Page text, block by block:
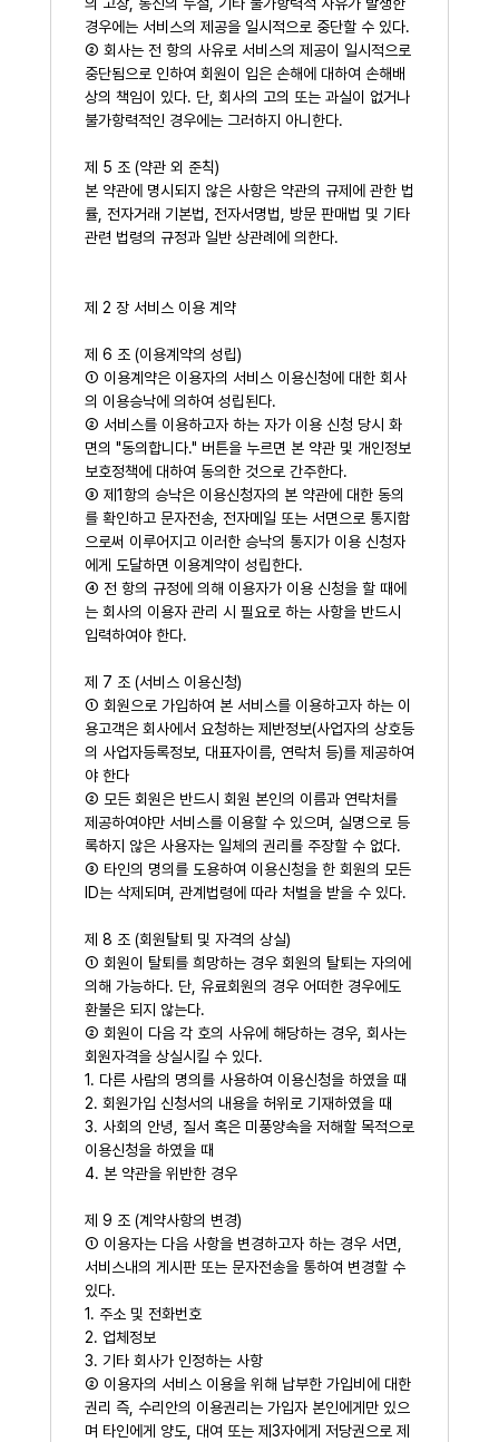
경우에는 서비스의 제공을 일시적으로 중단할 수 있다.
② 회사는 전 항의 사유로 서비스의 제공이 일시적으로
중단됨으로 인하여 회원이 입은 손해에 대하여 손해배
상의 책임이 있다. 단, 회사의 고의 또는 과실이 없거나
불가항력적인 경우에는 그러하지 아니한다.
제 5 조 (약관 외 준칙)
본 약관에 명시되지 않은 사항은 약관의 규제에 관한 법
률, 전자거래 기본법, 전자서명법, 방문 판매법 및 기타
관련 법령의 규정과 일반 상관례에 의한다.
제 2 장 서비스 이용 계약
제 6 조 (이용계약의 성립)
① 이용계약은 이용자의 서비스 이용신청에 대한 회사
의 이용승낙에 의하여 성립된다.
② 서비스를 이용하고자 하는 자가 이용 신청 당시 화
면의 "동의합니다." 버튼을 누르면 본 약관 및 개인정보
보호정책에 대하여 동의한 것으로 간주한다.
③ 제1항의 승낙은 이용신청자의 본 약관에 대한 동의
를 확인하고 문자전송, 전자메일 또는 서면으로 통지함
으로써 이루어지고 이러한 승낙의 통지가 이용 신청자
에게 도달하면 이용계약이 성립한다.
④ 전 항의 규정에 의해 이용자가 이용 신청을 할 때에
는 회사의 이용자 관리 시 필요로 하는 사항을 반드시
입력하여야 한다.
제 7 조 (서비스 이용신청)
① 회원으로 가입하여 본 서비스를 이용하고자 하는 이
용고객은 회사에서 요청하는 제반정보(사업자의 상호등
의 사업자등록정보, 대표자이름, 연락처 등)를 제공하여
야 한다
② 모든 회원은 반드시 회원 본인의 이름과 연락처를
제공하여야만 서비스를 이용할 수 있으며, 실명으로 등
록하지 않은 사용자는 일체의 권리를 주장할 수 없다.
③ 타인의 명의를 도용하여 이용신청을 한 회원의 모든
ID는 삭제되며, 관계법령에 따라 처벌을 받을 수 있다.
제 8 조 (회원탈퇴 및 자격의 상실)
① 회원이 탈퇴를 희망하는 경우 회원의 탈퇴는 자의에
의해 가능하다. 단, 유료회원의 경우 어떠한 경우에도
환불은 되지 않는다.
② 회원이 다음 각 호의 사유에 해당하는 경우, 회사는
회원자격을 상실시킬 수 있다.
1. 다른 사람의 명의를 사용하여 이용신청을 하였을 때
2. 회원가입 신청서의 내용을 허위로 기재하였을 때
3. 사회의 안녕, 질서 혹은 미풍양속을 저해할 목적으로
이용신청을 하였을 때
4. 본 약관을 위반한 경우
제 9 조 (계약사항의 변경)
① 이용자는 다음 사항을 변경하고자 하는 경우 서면,
서비스내의 게시판 또는 문자전송을 통하여 변경할 수
있다.
1. 주소 및 전화번호
2. 업체정보
3. 기타 회사가 인정하는 사항
② 이용자의 서비스 이용을 위해 납부한 가입비에 대한
권리 즉, 수리안의 이용권리는 가입자 본인에게만 있으
며 타인에게 양도, 대여 또는 제3자에게 저당권으로 제